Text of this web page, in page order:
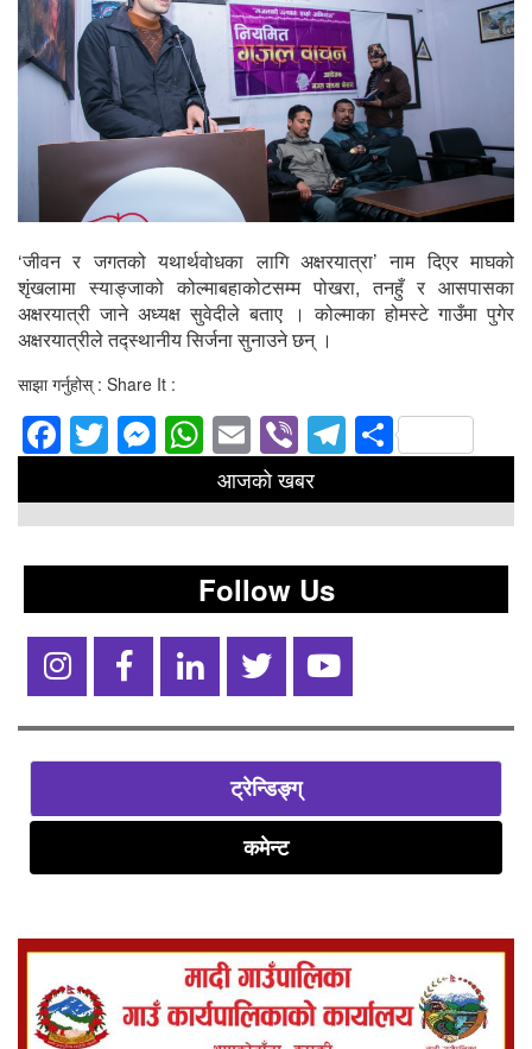
‘जीवन र जगतको यथार्थवोधका लागि अक्षरयात्रा’ नाम दिएर माघको
शृंखलामा स्याङ्जाको कोल्माबहाकोटसम्म पोखरा, तनहुँ र आसपासका
अक्षरयात्री जाने अध्यक्ष सुवेदीले बताए । कोल्माका होमस्टे गाउँमा पुगेर
अक्षरयात्रीले तद्स्थानीय सिर्जना सुनाउने छन् ।
साझा गर्नुहोस् : Share It :
Facebook
Twitter
Messenger
WhatsApp
EmailViberTelegram
Share
आजको खबर
Follow Us
ट्रेन्डिङ्ग्
कमेन्ट